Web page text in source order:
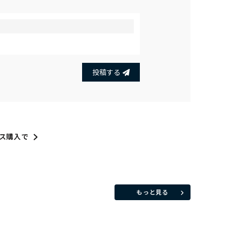
投稿する
購入で
もっと見る